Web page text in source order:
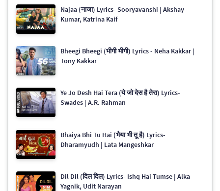
Najaa (नाजा) Lyrics- Sooryavanshi | Akshay
Kumar, Katrina Kaif
Bheegi Bheegi (भीगी भीगी) Lyrics - Neha Kakkar |
Tony Kakkar
Ye Jo Desh Hai Tera (ये जो देस है तेरा) Lyrics-
Swades | A.R. Rahman
Bhaiya Bhi Tu Hai (भैया भी तू है) Lyrics-
Dharamyudh | Lata Mangeshkar
Dil Dil (दिल दिल) Lyrics- Ishq Hai Tumse | Alka
Yagnik, Udit Narayan